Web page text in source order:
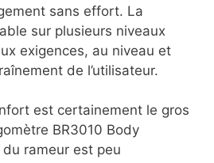
sans effort. La
sur plusieurs niveaux
exigences, au niveau et
de l’utilisateur.
est certainement le gros
BR3010 Body
rameur est peu